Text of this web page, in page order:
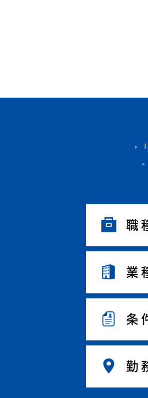
職
業
条
勤